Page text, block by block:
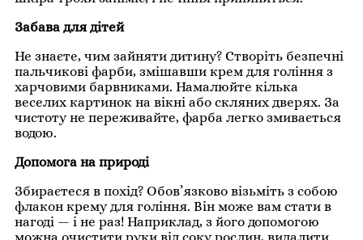
Забава для дітей
Не знаєте, чим зайняти дитину? Створіть безпечні
пальчикові фарби, змішавши крем для гоління з
харчовими барвниками. Намалюйте кілька
веселих картинок на вікні або скляних дверях. За
чистоту не переживайте, фарба легко змивається
водою.
Допомога на природі
Збираєтеся в похід? Обов’язково візьміть з собою
флакон крему для гоління. Він може вам стати в
нагоді — і не раз! Наприклад, з його допомогою